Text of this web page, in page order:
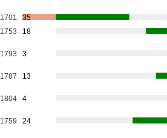
1701
35
1753 18
1793 3
1787 13
1804 4
1759 24